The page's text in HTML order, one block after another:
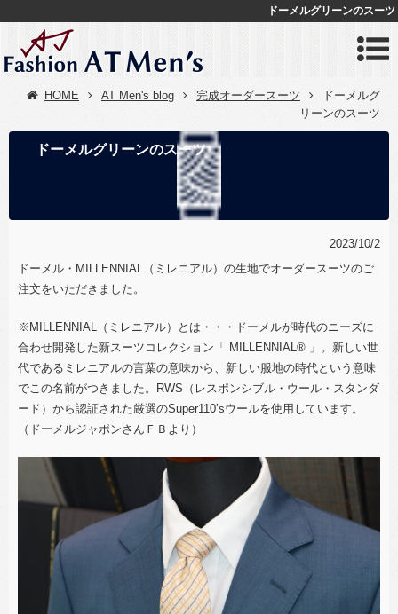
ドーメルグリーンのスーツ
HOME AT Men's blog 完成オーダースーツ
ドーメルグ
リーンのスーツ
ドーメルグリーンのスーツ
2023/10/2
ドーメル・MILLENNIAL（ミレニアル）の生地でオーダースーツのご
注文をいただきました。
※ MILLENNIAL（ミレニアル）とは・・・ドーメルが時代のニーズに
合わせ開発した新スーツコレクション「 MILLENNIAL® 」。新しい世
代であるミレニアルの言葉の意味から、新しい服地の時代という意味
でこの名前がつきました。RWS（レスポンシブル・ウール・スタンダ
ード）から認証された厳選のSuper110’sウールを使用しています。
（ドーメルジャポンさんＦＢより）